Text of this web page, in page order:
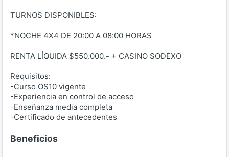
TURNOS DISPONIBLES:
*NOCHE 4X4 DE 20:00 A 08:00 HORAS
RENTA LÍQUIDA $550.000.- + CASINO SODEXO
Requisitos:
-Curso OS10 vigente
-Experiencia en control de acceso
-Enseñanza media completa
-Certificado de antecedentes
Beneficios